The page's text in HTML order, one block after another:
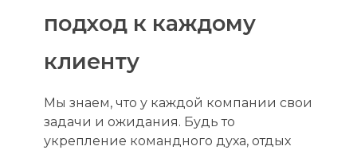
подход к каждому
клиенту
Мы знаем, что у каждой компании свои
задачи и ожидания. Будь то
укрепление командного духа, отдых